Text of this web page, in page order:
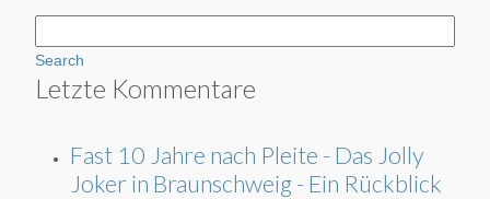
Search
Letzte Kommentare
Fast 10 Jahre nach Pleite - Das Jolly
Joker in Braunschweig - Ein Rückblick